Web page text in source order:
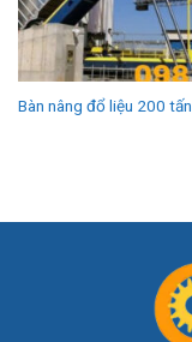
Bàn nâng đổ liệu 200 tấn